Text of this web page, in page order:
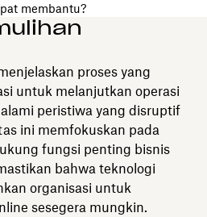
membantu?
proses yang
untuk melanjutkan operasi
peristiwa yang disruptif
ini memfokuskan pada
fungsi penting bisnis
bahwa teknologi
organisasi untuk
sesegera mungkin.